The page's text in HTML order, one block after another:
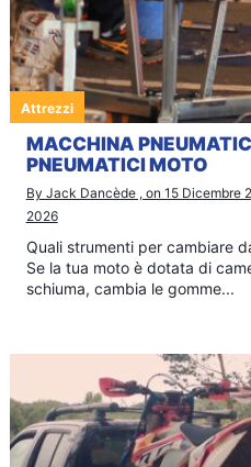
Attrezzi
MACCHINA
PNEUMATICI MOTO
By Jack Dancède , on 15 Dicembre
2026
Quali strumenti per cambiare
Se la tua moto è dotata di
schiuma, cambia le gomme...